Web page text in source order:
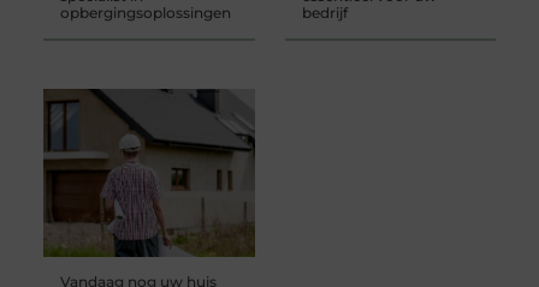
opbergingsoplossingen
bedrijf
Vandaag nog uw huis